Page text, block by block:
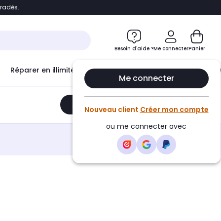
Accéder directement au chatbot
Besoin d'aide ?Me connecter
Me connecter
Nouveau client Créer mon compte
ou me connecter avec
Panier
Réparer en illimité avec Le Club Infinity
Ajouter au panier •